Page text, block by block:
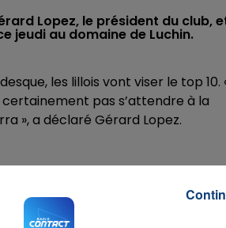
Lopez, le président du club,
jeudi au domaine de Luchin.
les lillois vont viser le top 10.
pas s’attendre à la
», a déclaré Gérard Lopez.
Des noms sont définis. Il y a
doivent partir".